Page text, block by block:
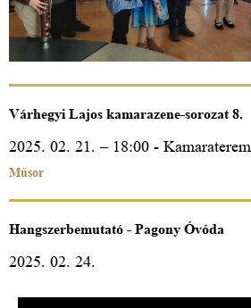
Várhegyi Lajos kamarazene-sorozat 8.
2025. 02. 21. – 18:00 - Kamaraterem
Műsor
Hangszerbemutató - Pagony Óvóda
2025. 02. 24.